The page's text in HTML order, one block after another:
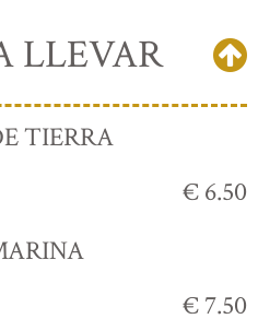
LLEVAR
TIERRA
€ 6.50
€ 7.50